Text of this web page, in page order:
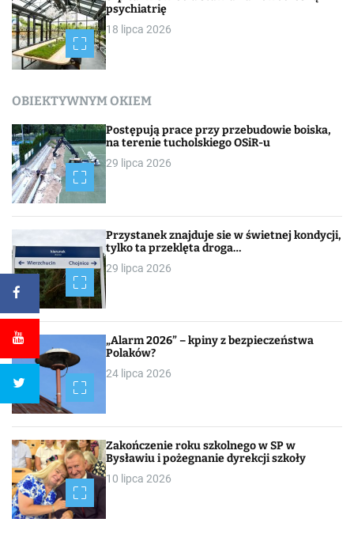
psychiatrię
18 lipca 2026
OBIEKTYWNYM OKIEM
Postępują prace przy przebudowie boiska,
na terenie tucholskiego OSiR-u
29 lipca 2026
Przystanek znajduje sie w świetnej kondycji,
tylko ta przeklęta droga…
29 lipca 2026
„Alarm 2026” – kpiny z bezpieczeństwa
Polaków?
24 lipca 2026
Zakończenie roku szkolnego w SP w
Bysławiu i pożegnanie dyrekcji szkoły
10 lipca 2026